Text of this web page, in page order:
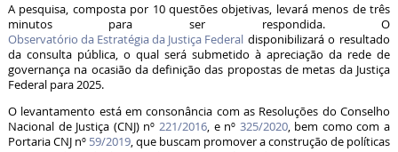
A pesquisa, composta por 10 questões objetivas, levará menos de três
minutos para ser respondida. O
Observatório da Estratégia da Justiça Federaldisponibilizará o resultado
da consulta pública, o qual será submetido à apreciação da rede de
governança na ocasião da definição das propostas de metas da Justiça
Federal para 2025.
O levantamento está em consonância com as Resoluções do Conselho
Nacional de Justiça (CNJ) nº 221/2016, e nº 325/2020, bem como com a
Portaria CNJ nº 59/2019, que buscam promover a construção de políticas